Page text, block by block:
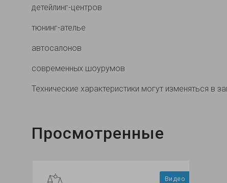
детейлинг-центров
тюнинг-ателье
автосалонов
современных шоурумов
Технические характеристики могут изменяться в
Просмотренные
Видео